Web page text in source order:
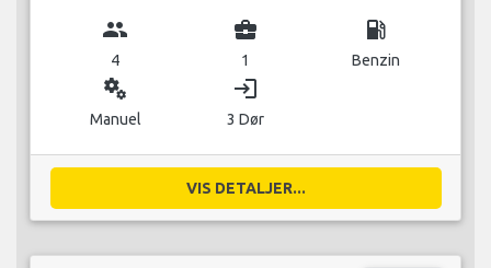
group
4
business_center
1
local_gas_station
Benzin
miscellaneous_services
Manuel
login
3 Dør
VIS DETALJER...